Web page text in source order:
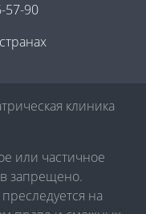
57-90
клиника
или частичное
запрещено.
на